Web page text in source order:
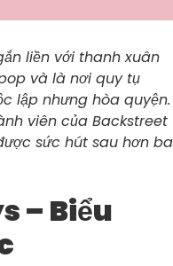
liền với thanh xuân
và là nơi quy tụ
lập nhưng hòa quyện.
viên của Backstreet
sức hút sau hơn ba
– Biểu